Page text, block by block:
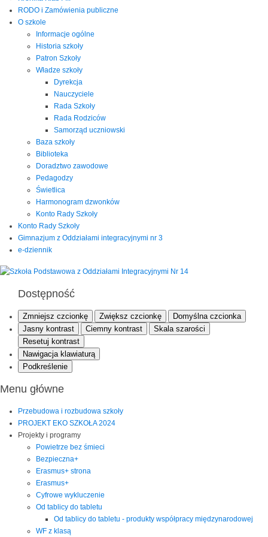
RODO i Zamówienia publiczne
O szkole
Informacje ogólne
Historia szkoły
Patron Szkoły
Władze szkoły
Dyrekcja
Nauczyciele
Rada Szkoły
Rada Rodziców
Samorząd uczniowski
Baza szkoły
Biblioteka
Doradztwo zawodowe
Pedagodzy
Świetlica
Harmonogram dzwonków
Konto Rady Szkoły
Konto Rady Szkoły
Gimnazjum z Oddziałami integracyjnymi nr 3
e-dziennik
Dostępność
Zmniejsz czcionkę Zwiększ czcionkę
Domyślna czcionka
Jasny kontrast
Ciemny kontrast
Skala szarości
Resetuj kontrast
Nawigacja klawiaturą
Podkreślenie
Menu główne
Przebudowa i rozbudowa szkoły
PROJEKT EKO SZKOŁA 2024
Projekty i programy
Powietrze bez śmieci
Bezpieczna+
Erasmus+ strona
Erasmus+
Cyfrowe wykluczenie
Od tablicy do tabletu
Od tablicy do tabletu - produkty współpracy międzynarodowej
WF z klasą